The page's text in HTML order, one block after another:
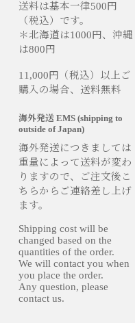
送料は基本一律500円
（税込）です。
＊北海道は1000円、沖縄
は800円
11,000円（税込）以上ご
購入の場合、送料無料
海外発送 EMS (shipping to
outside of Japan)
海外発送につきましては
重量によって送料が変わ
りますので、ご注文後こ
ちらからご連絡差し上げ
ます。
Shipping cost will be
changed based on the
quantities of the order.
We will contact you when
you place the order.
Any question, please
contact us.